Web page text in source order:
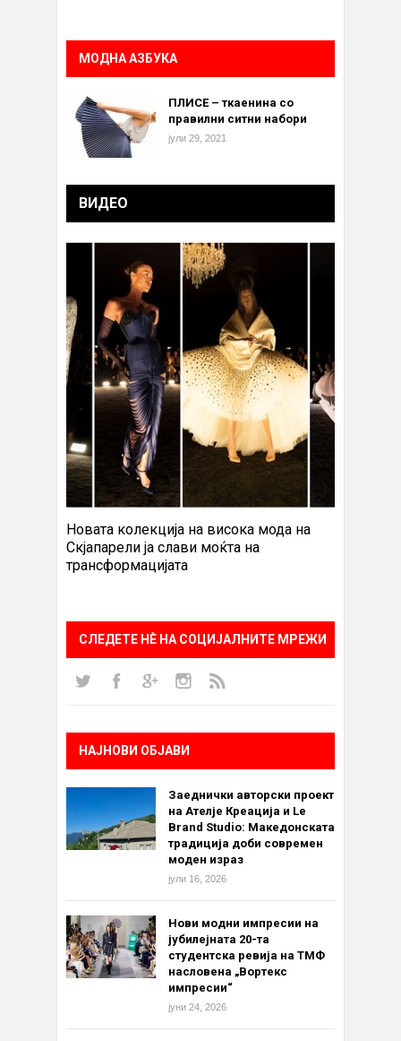
МОДНА АЗБУКА
ПЛИСЕ – ткаенина со
правилни ситни набори
јули 29, 2021
ВИДЕО
Новата колекција на висока мода на
Скјапарели ја слави моќта на
трансформацијата
СЛЕДЕТЕ НÈ НА СОЦИЈАЛНИТЕ МРЕЖИ
НАЈНОВИ ОБЈАВИ
Заеднички авторски проект
на Ателје Креација и Le
Brand Studio: Македонската
традиција доби современ
моден израз
јули 16, 2026
Нови модни импресии на
јубилејната 20-та
студентска ревија на ТМФ
насловена „Вортекс
импресии“
јуни 24, 2026